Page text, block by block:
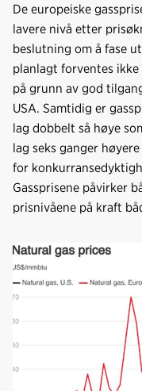
De europeiske
lavere nivå etter
beslutning om å fase
planlagt forventes
på grunn av god
USA. Samtidig er
lag dobbelt så høye
lag seks ganger
for
Gassprisene påvirker
prisnivåene på kraft